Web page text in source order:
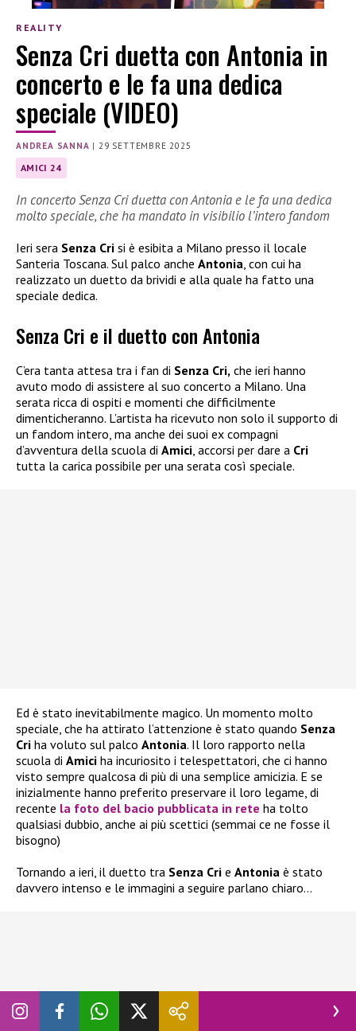
REALITY
Senza Cri duetta con Antonia in
concerto e le fa una dedica
speciale (VIDEO)
ANDREA SANNA |29 SETTEMBRE 2025
AMICI 24
In concerto Senza Cri duetta con Antonia e le fa una dedica
molto speciale, che ha mandato in visibilio l’intero fandom
Ieri sera Senza Cri si è esibita a Milano presso il locale
Santeria Toscana. Sul palco anche Antonia , con cui ha
realizzato un duetto da brividi e alla quale ha fatto una
speciale dedica.
Senza Cri e il duetto con Antonia
C’era tanta attesa tra i fan di Senza Cri, che ieri hanno
avuto modo di assistere al suo concerto a Milano. Una
serata ricca di ospiti e momenti che difficilmente
dimenticheranno. L’artista ha ricevuto non solo il supporto di
un fandom intero, ma anche dei suoi ex compagni
d’avventura della scuola di Amici, accorsi per dare a Cri
tutta la carica possibile per una serata così speciale.
Ed è stato inevitabilmente magico. Un momento molto
speciale, che ha attirato l’attenzione è stato quando Senza
Cri ha voluto sul palco Antonia. Il loro rapporto nella
scuola di Amici ha incuriosito i telespettatori, che ci hanno
visto sempre qualcosa di più di una semplice amicizia. E se
inizialmente hanno preferito preservare il loro legame, di
recente la foto del bacio pubblicata in rete ha tolto
qualsiasi dubbio, anche ai più scettici (semmai ce ne fosse il
bisogno)
Tornando a ieri, il duetto tra Senza Cri e Antonia è stato
davvero intenso e le immagini a seguire parlano chiaro…